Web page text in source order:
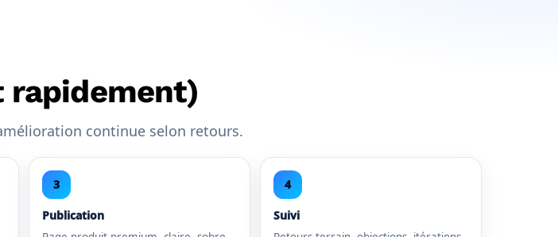
rapidement)
continue selon retours.
3
Publication
4
Suivi